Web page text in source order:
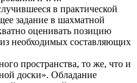
в практической
задание в шахматной
оценивать позицию
необходимых составляющих
пространства, то же, что и
доски». Обладание